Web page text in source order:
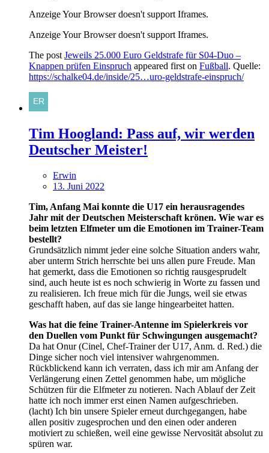
Anzeige Your Browser doesn't support Iframes.
Anzeige Your Browser doesn't support Iframes.
The postJeweils 25.000 Euro Geldstrafe für S04-Duo –
Knappen prüfen Einspruch appeared first on Fußball. Quelle:
https://schalke04.de/inside/25…uro-geldstrafe-einspruch/
Tim Hoogland: Pass auf, wir werden
Deutscher Meister!
Erwin
13. Juni 2022
Tim, Anfang Mai konnte die U17 ein herausragendes
Jahr mit der Deutschen Meisterschaft krönen. Wie war es
beim letzten Elfmeter um die Emotionen im Trainer-Team
bestellt?
Grundsätzlich nimmt jeder eine solche Situation anders wahr,
aber unterm Strich herrschte bei uns allen pure Freude. Man
hat gemerkt, dass die Emotionen so richtig rausgesprudelt
sind, auch heute ist es noch schwierig in Worte zu fassen und
zu realisieren. Ich freue mich für die Jungs, weil sie etwas
geschafft haben, auf das sie lange hingearbeitet hatten.
Was hat die feine Trainer-Antenne im Spielerkreis vor
den Duellen vom Punkt für Schwingungen ausgemacht?
Da hat Onur (Cinel, Chef-Trainer der U17, Anm. d. Red.) die
Dinge sicher noch viel intensiver wahrgenommen.
Rückblickend kann ich verraten, dass ich mir am Anfang der
Verlängerung einen Zettel genommen habe, um mögliche
Schützen für die Elfmeter zu notieren. Nach Ablauf der Zeit
hatte ich noch immer erst einen Namen aufgeschrieben.
(lacht) Ich bin unsere Spieler erneut durchgegangen, habe
allen positiv zugesprochen und den einen oder anderen
motiviert zu schießen, weil eine gewisse Nervosität absolut zu
spüren war.